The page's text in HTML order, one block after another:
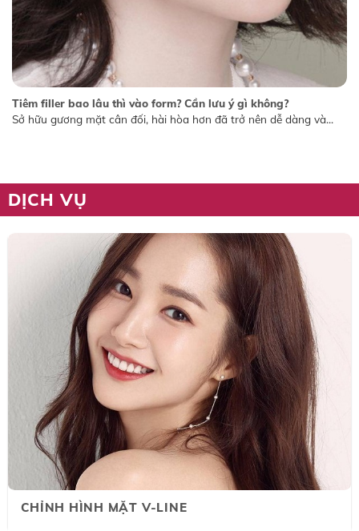
Tiêm filler bao lâu thì vào form? Cần lưu ý gì không?
Sở hữu gương mặt cân đối, hài hòa hơn đã trở nên dễ dàng và...
DỊCH VỤ
CHỈNH HÌNH MẶT V-LINE